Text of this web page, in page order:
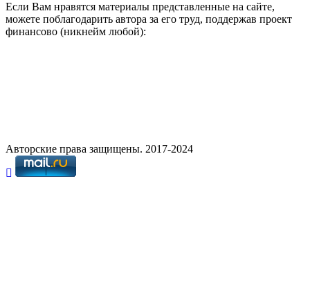
Если Вам нравятся материалы представленные на сайте,
можете поблагодарить автора за его труд, поддержав проект
финансово (никнейм любой):
Авторские права защищены. 2017-2024